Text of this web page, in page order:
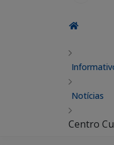
Notícias
Centro